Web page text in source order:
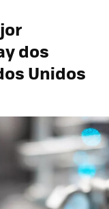
dos
Unidos